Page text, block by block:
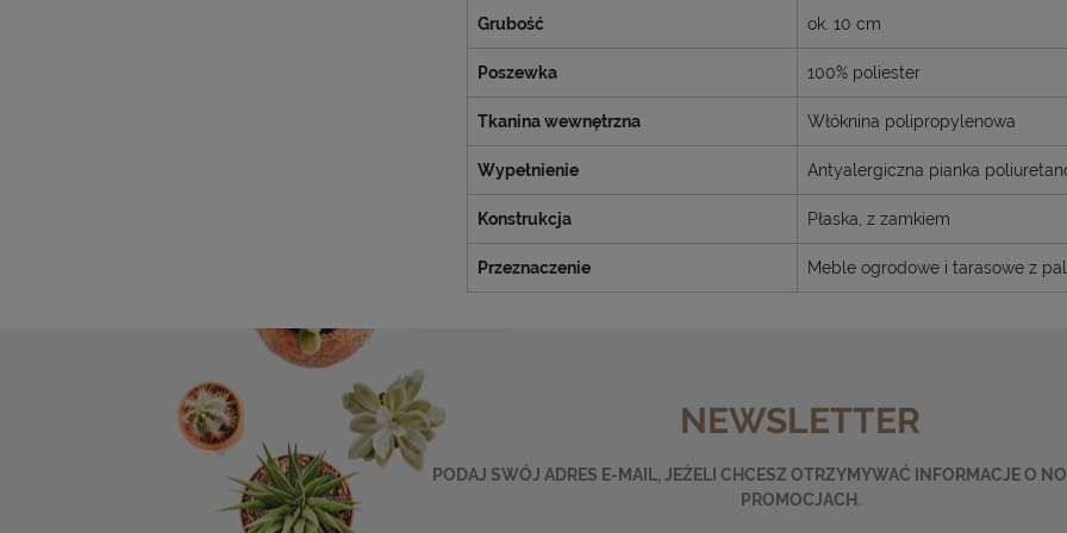
Grubość ok. 10 cm
Poszewka 100% poliester
Tkanina wewnętrzna Włóknina polipropylenowa
Wypełnienie Antyalergiczna pianka
Konstrukcja Płaska, z zamkiem
Przeznaczenie Meble ogrodowe i tarasowe z
NEWSLETTER
PODAJ SWÓJ ADRES E-MAIL, JEŻELI CHCESZ OTRZYMYWAĆ INFORMACJE O
PROMOCJACH.